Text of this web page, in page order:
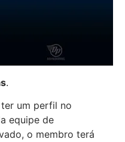
.
um perfil no
equipe de
o membro terá